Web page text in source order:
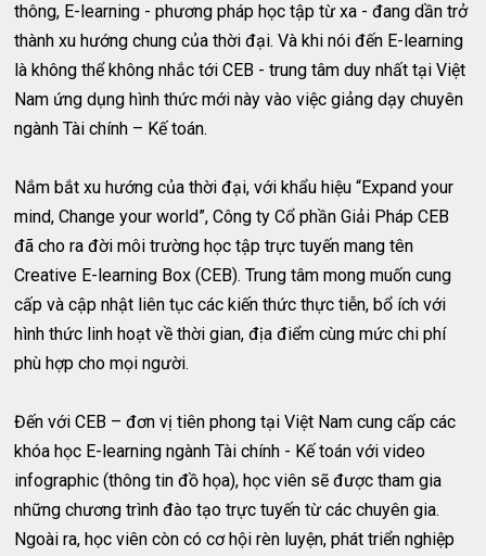
thông, E-learning - phương pháp học tập từ xa - đang dần trở
thành xu hướng chung của thời đại. Và khi nói đến E-learning
là không thể không nhắc tới CEB - trung tâm duy nhất tại Việt
Nam ứng dụng hình thức mới này vào việc giảng dạy chuyên
ngành Tài chính – Kế toán.
Nắm bắt xu hướng của thời đại, với khẩu hiệu “Expand your
mind, Change your world”, Công ty Cổ phần Giải Pháp CEB
đã cho ra đời môi trường học tập trực tuyến mang tên
Creative E-learning Box (CEB). Trung tâm mong muốn cung
cấp và cập nhật liên tục các kiến thức thực tiễn, bổ ích với
hình thức linh hoạt về thời gian, địa điểm cùng mức chi phí
phù hợp cho mọi người.
Đến với CEB – đơn vị tiên phong tại Việt Nam cung cấp các
khóa học E-learning ngành Tài chính - Kế toán với video
infographic (thông tin đồ họa), học viên sẽ được tham gia
những chương trình đào tạo trực tuyến từ các chuyên gia.
Ngoài ra, học viên còn có cơ hội rèn luyện, phát triển nghiệp